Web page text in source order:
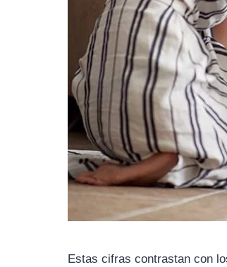
Estas cifras contrastan con